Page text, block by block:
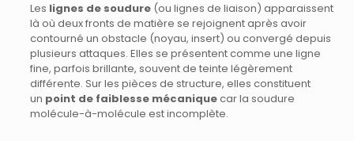
Les lignes de soudure (ou lignes de liaison) apparaissent
là où deux fronts de matière se rejoignent après avoir
contourné un obstacle (noyau, insert) ou convergé depuis
plusieurs attaques. Elles se présentent comme une ligne
fine, parfois brillante, souvent de teinte légèrement
différente. Sur les pièces de structure, elles constituent
un point de faiblesse mécaniquecar la soudure
molécule-à-molécule est incomplète.